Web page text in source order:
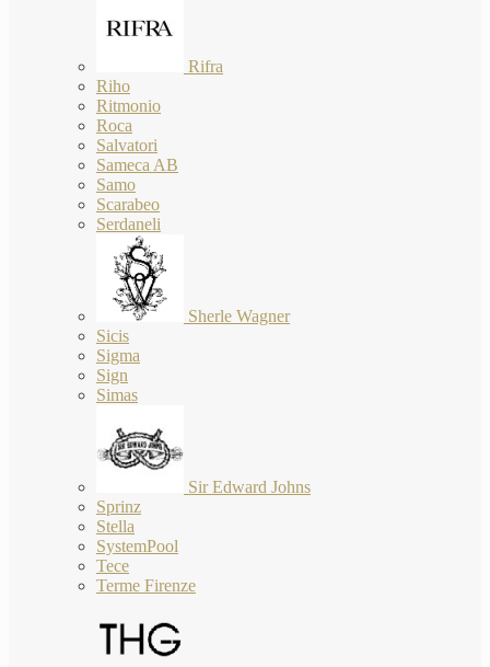
Rifra
Riho
Ritmonio
Roca
Salvatori
Sameca AB
Samo
Scarabeo
Serdaneli
Sherle Wagner
Sicis
Sigma
Sign
Simas
Sir Edward Johns
Sprinz
Stella
SystemPool
Tece
Terme Firenze